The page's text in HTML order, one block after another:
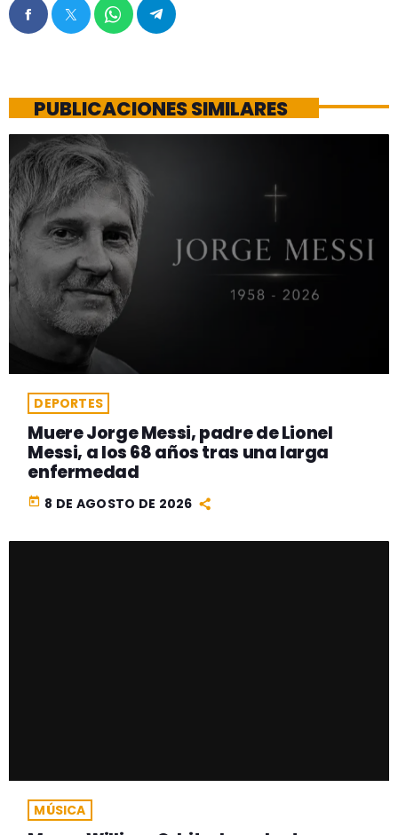
PUBLICACIONES SIMILARES
DEPORTES
Muere Jorge Messi, padre de Lionel
Messi, a los 68 años tras una larga
enfermedad
today 8 DE AGOSTO DE 2026
MÚSICA